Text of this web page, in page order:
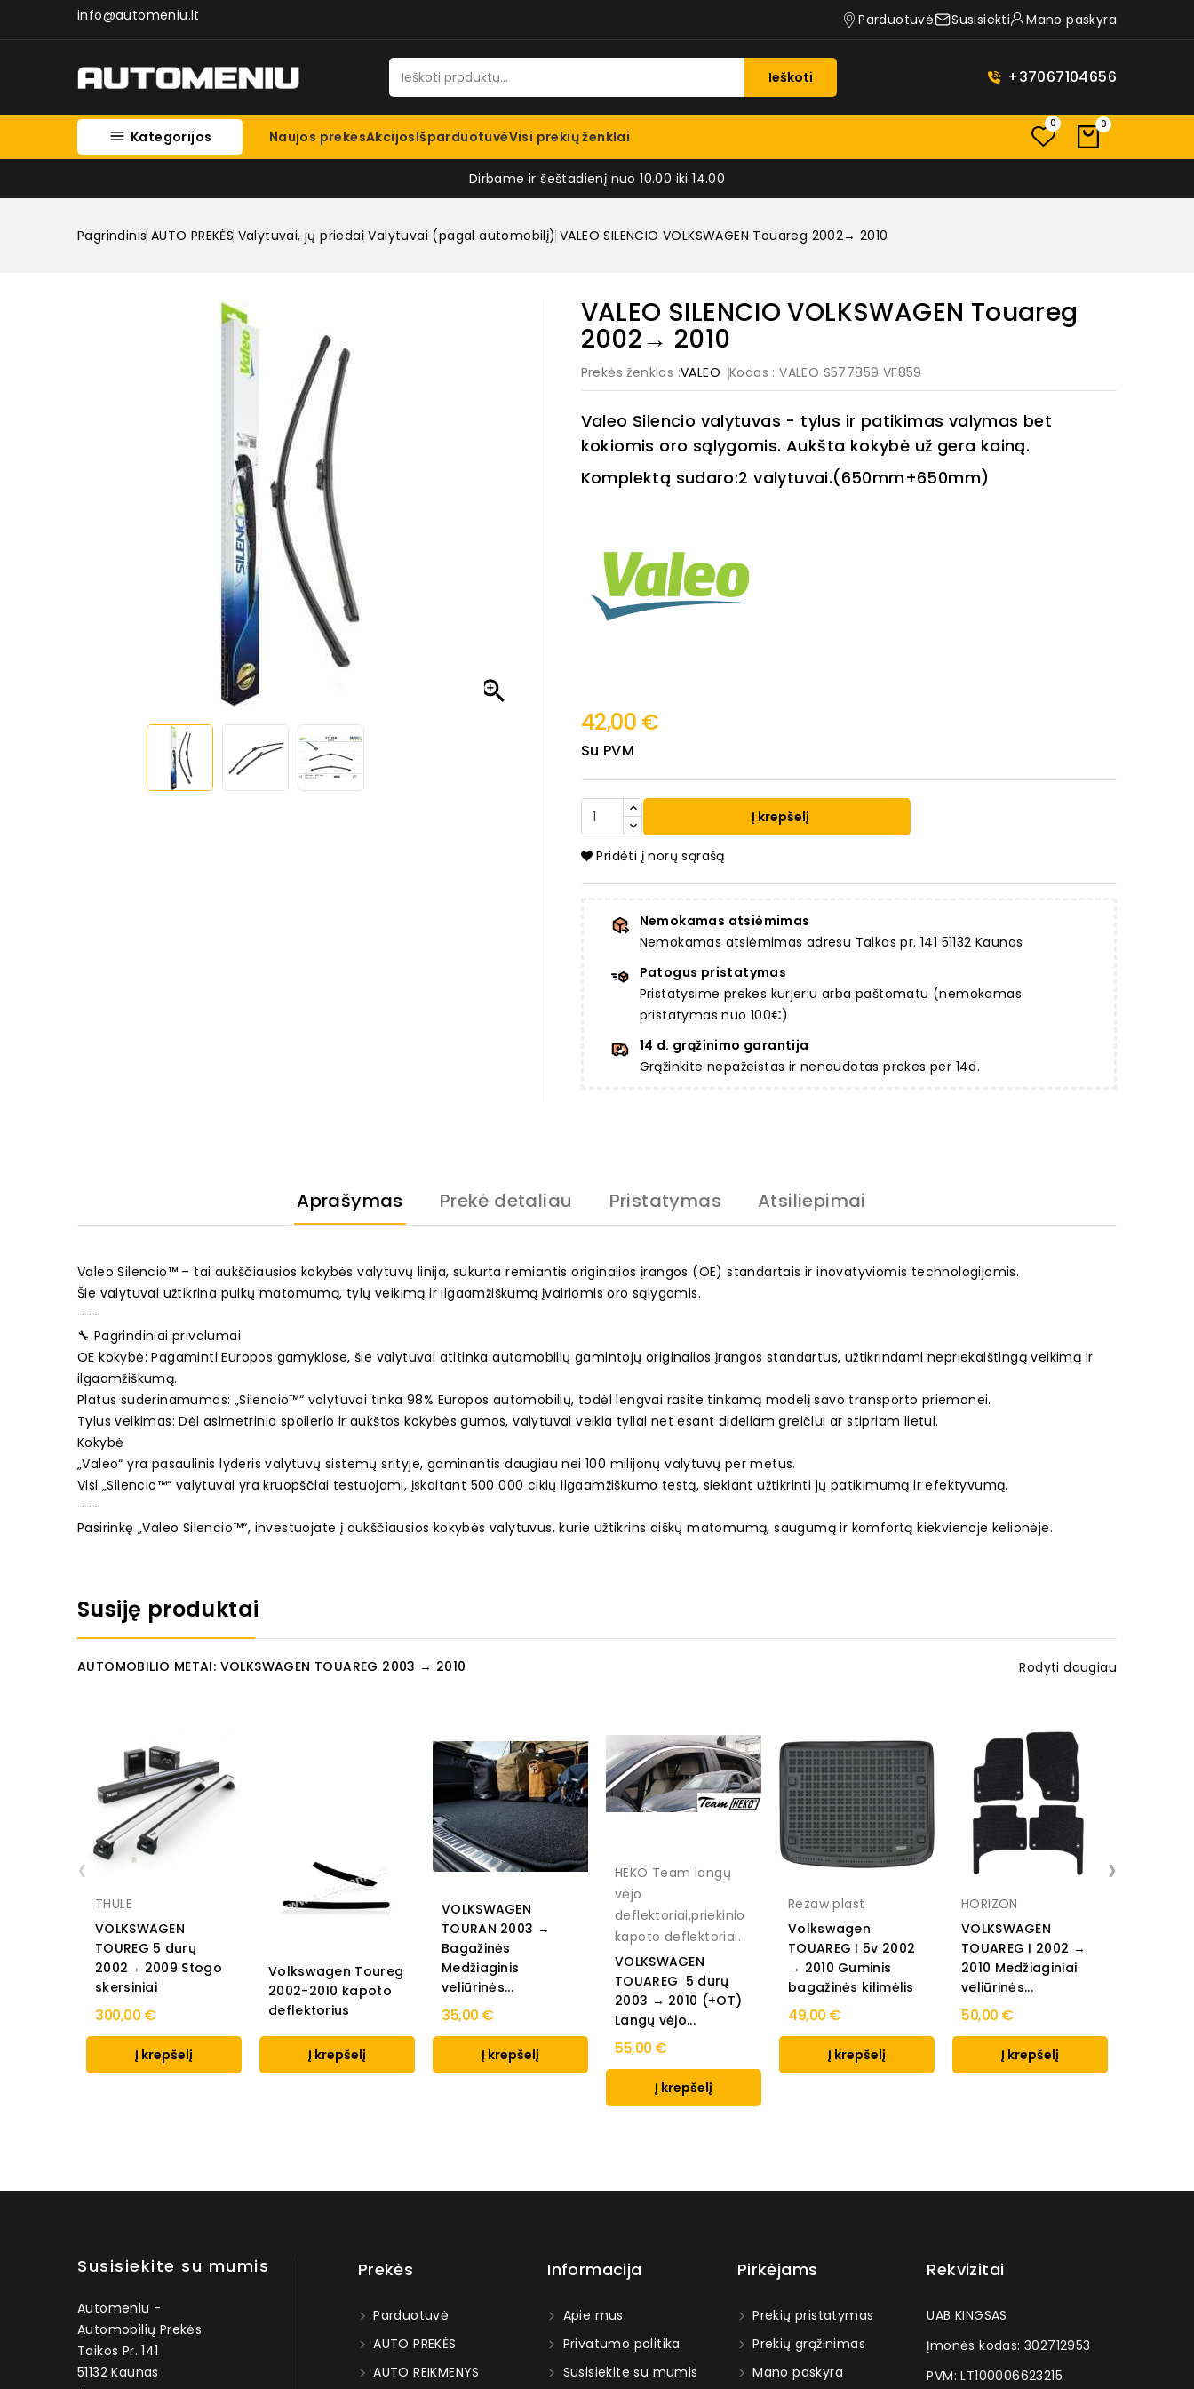
info@automeniu.lt Parduotuvė Susisiekti Mano paskyra
Ieškoti +37067104656
 Kategorijos Naujos prekėsAkcijosIšparduotuvėVisi prekių ženklai
0 0
Dirbame ir šeštadienį nuo 10.00 iki 14.00
Pagrindinis AUTO PREKĖS Valytuvai, jų priedai Valytuvai (pagal automobilį) VALEO SILENCIO VOLKSWAGEN Touareg 2002→ 2010

VALEO SILENCIO VOLKSWAGEN Touareg
2002→ 2010
Prekės ženklas :VALEO Kodas : VALEO S577859 VF859
Valeo Silencio valytuvas - tylus ir patikimas valymas bet
kokiomis oro sąlygomis. Aukšta kokybė už gera kainą.
Komplektą sudaro:2 valytuvai.(650mm+650mm)
42,00 €
Su PVM
Į krepšelį
Pridėti į norų sąrašą
Nemokamas atsiėmimas
Nemokamas atsiėmimas adresu Taikos pr. 141 51132 Kaunas
Patogus pristatymas
Pristatysime prekes kurjeriu arba paštomatu (nemokamas
pristatymas nuo 100€)
14 d. grąžinimo garantija
Grąžinkite nepažeistas ir nenaudotas prekes per 14d.
Aprašymas Prekė detaliau Pristatymas Atsiliepimai
Valeo Silencio™ – tai aukščiausios kokybės valytuvų linija, sukurta remiantis originalios įrangos (OE) standartais ir inovatyviomis technologijomis.
Šie valytuvai užtikrina puikų matomumą, tylų veikimą ir ilgaamžiškumą įvairiomis oro sąlygomis.
---
🔧 Pagrindiniai privalumai
OE kokybė: Pagaminti Europos gamyklose, šie valytuvai atitinka automobilių gamintojų originalios įrangos standartus, užtikrindami nepriekaištingą veikimą ir
ilgaamžiškumą.
Platus suderinamumas: „Silencio™“ valytuvai tinka 98% Europos automobilių, todėl lengvai rasite tinkamą modelį savo transporto priemonei.
Tylus veikimas: Dėl asimetrinio spoilerio ir aukštos kokybės gumos, valytuvai veikia tyliai net esant dideliam greičiui ar stipriam lietui.
Kokybė
„Valeo“ yra pasaulinis lyderis valytuvų sistemų srityje, gaminantis daugiau nei 100 milijonų valytuvų per metus.
Visi „Silencio™“ valytuvai yra kruopščiai testuojami, įskaitant 500 000 ciklų ilgaamžiškumo testą, siekiant užtikrinti jų patikimumą ir efektyvumą.
---
Pasirinkę „Valeo Silencio™“, investuojate į aukščiausios kokybės valytuvus, kurie užtikrins aiškų matomumą, saugumą ir komfortą kiekvienoje kelionėje.
Susiję produktai
AUTOMOBILIO METAI: VOLKSWAGEN TOUAREG 2003 → 2010 Rodyti daugiau
THULE
VOLKSWAGEN
TOUREG 5 durų
2002→ 2009 Stogo
skersiniai
300,00 €
Į krepšelį
Volkswagen Toureg
2002-2010 kapoto
deflektorius
Į krepšelį
VOLKSWAGEN
TOURAN 2003 →
Bagažinės
Medžiaginis
veliūrinės...
35,00 €
Į krepšelį
HEKO Team langų
vėjo
deflektoriai,priekinio
kapoto deflektoriai.
VOLKSWAGEN
TOUAREG 5 durų
2003 → 2010 (+OT)
Langų vėjo...
55,00 €
Į krepšelį
Rezaw plast
Volkswagen
TOUAREG I 5v 2002
→ 2010 Guminis
bagažinės kilimėlis
49,00 €
Į krepšelį
HORIZON
VOLKSWAGEN
TOUAREG I 2002 →
2010 Medžiaginiai
veliūrinės...
50,00 €
Į krepšelį
‹ ›
Susisiekite su mumis
Automeniu -
Automobilių Prekės
Taikos Pr. 141
51132 Kaunas
Prekės
Parduotuvė
AUTO PREKĖS
AUTO REIKMENYS
Informacija
Apie mus
Privatumo politika
Susisiekite su mumis
Pirkėjams
Prekių pristatymas
Prekių grąžinimas
Mano paskyra
Rekvizitai
UAB KINGSAS
Įmonės kodas: 302712953
PVM: LT100006623215